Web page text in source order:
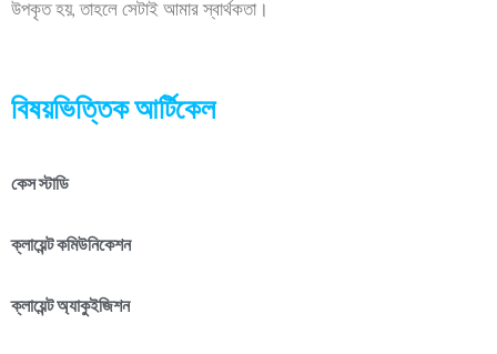
উপকৃত হয়, তাহলে সেটাই আমার স্বার্থকতা।
বিষয়ভিত্তিক আর্টিকেল
কেস স্টাডি
ক্লায়েন্ট কমিউনিকেশন
ক্লায়েন্ট অ্যাকুইজিশন